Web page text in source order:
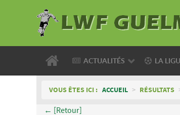
ACTUALITÉS LA
VOUS ÊTES ICI : ACCUEIL > RÉSULTATS
← [Retour]